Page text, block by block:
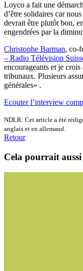
Loyco a fait une
d’être solidaires car
devrait être plutôt bon,
engendrées par la
Christophe Barman, co-
– Radio Télévision
encourageants et je
tribunaux. Plusieurs
générales» .
Ecouter l’interview
NDLR: Cet article a été
anglais et en allemand.
Retour
Cela pourrait aussi